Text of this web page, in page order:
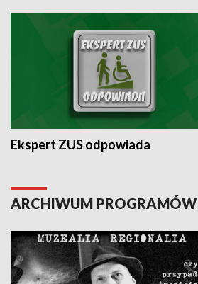
Ekspert ZUS odpowiada
ARCHIWUM PROGRAMÓW